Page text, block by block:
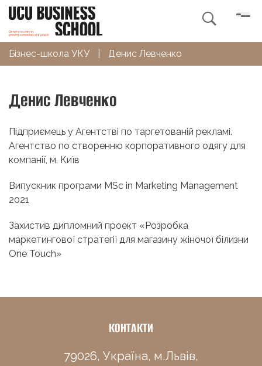

Бізнес-школа УКУ Денис Левченко
Денис Левченко
Підприємець у Агентстві по таргетованій рекламі.
Агентство по створенню корпоративного одягу для
компанії, м. Київ
Випускник програми MSc in Marketing Management
2021
Захистив дипломний проект «Розробка
маркетингової стратегiї для магазину жіночої білизни
One Touch»
КОНТАКТИ
79026, Україна, м.Львів,